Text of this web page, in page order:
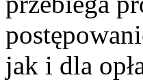
jak i dla